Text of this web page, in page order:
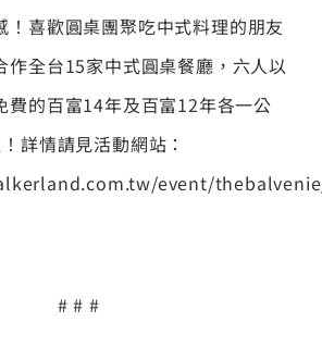
！喜歡圓桌團聚吃中式料理的朋友
作全台15家中式圓桌餐廳，六人以
費的百富14年及百富12年各一公
詳情請見活動網站：
event/
# # #